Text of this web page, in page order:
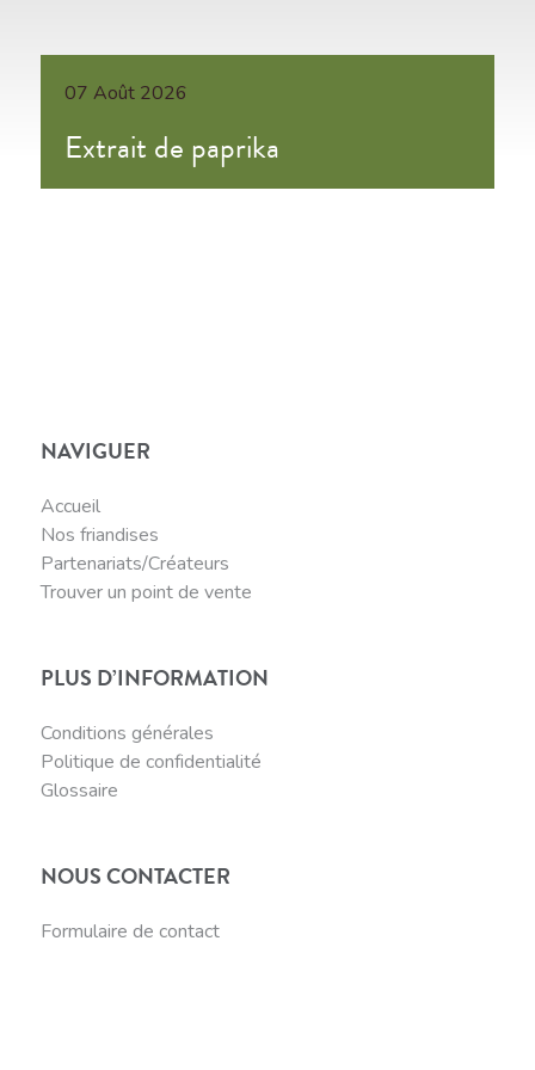
07 Août 2026
Extrait de paprika
NAVIGUER
Accueil
Nos friandises
Partenariats/Créateurs
Trouver un point de vente
PLUS D’INFORMATION
Conditions générales
Politique de confidentialité
Glossaire
NOUS CONTACTER
Formulaire de contact